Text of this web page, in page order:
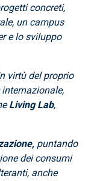
concreti,
un campus
e lo sviluppo
virtù del proprio
Living Lab,
puntando
dei consumi
anche